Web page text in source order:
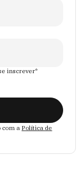
inscrever*
com a Política de